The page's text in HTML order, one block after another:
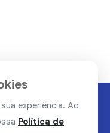
experiência. Ao
Política de